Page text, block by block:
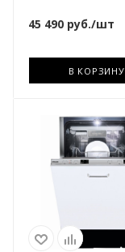
45 490 руб./шт
В КОРЗИНУ